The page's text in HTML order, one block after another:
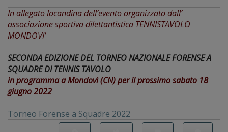
In allegato locandina dell’evento organizzato dall’
associazione sportiva dilettantistica TENNISTAVOLO
MONDOVI’
SECONDA EDIZIONE DEL TORNEO NAZIONALE FORENSE A
SQUADRE DI TENNIS TAVOLO
in programma a Mondovì (CN) per il prossimo sabato 18
giugno 2022
Torneo Forense a Squadre 2022